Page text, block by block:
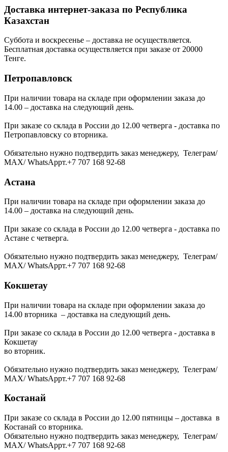
Доставка интернет-заказа по Республика
Казахстан
Суббота и воскресенье – доставка не осуществляется.
Бесплатная доставка осуществляется при заказе от 20000
Тенге.
Петропавловск
При наличии товара на складе при оформлении заказа до
14.00 – доставка на следующий день.
При заказе со склада в России до 12.00 четверга - доставка по
Петропавловску со вторника.
Обязательно нужно подтвердить заказ менеджеру, Телеграм/
МАХ/ WhatsAppт.+7 707 168 92-68
Астана
При наличии товара на складе при оформлении заказа до
14.00 – доставка на следующий день.
При заказе со склада в России до 12.00 четверга - доставка по
Астане с четверга.
Обязательно нужно подтвердить заказ менеджеру, Телеграм/
МАХ/ WhatsAppт.+7 707 168 92-68
Кокшетау
При наличии товара на складе при оформлении заказа до
14.00 вторника – доставка на следующий день.
При заказе со склада в России до 12.00 четверга - доставка в
Кокшетау
во вторник.
Обязательно нужно подтвердить заказ менеджеру, Телеграм/
МАХ/ WhatsAppт.+7 707 168 92-68
Костанай
При заказе со склада в России до 12.00 пятницы – доставка в
Костанай со вторника.
Обязательно нужно подтвердить заказ менеджеру, Телеграм/
МАХ/ WhatsAppт.+7 707 168 92-68